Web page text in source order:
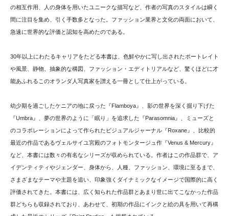
の相互作用、人の身体を用いたユニークな描写など、作者の写真のスタイルは瞬く
間に注目を集め、引く手数多となった。ファッション業界と文化の両面において、
急速に世界的な評価と認知を高めたのである。
30年以上にわたるキャリアをたどる本書は、色鮮やかに写し出されたポートレイト
や風景、静物、抽象的な構図、ファッション・エディトリアルなど、驚くほどに才
能あふれるこのオランダ人写真家を讃える一冊として仕上がっている。
幼少期を過ごしたケニアの地に戻った『Flamboya』、影の世界を深く掘り下げた
『Umbra』、夢の世界のように「眠り」を追求した『Parasomnia』、ミューズと
のコラボレーションによって作られたビジュアルジャーナル『Roxane』、比較的
最近の作品であるヴェルサイユ宮殿のフォトモンタージュ作『Venus & Mercury』
など、本書には数々の有名なシリーズが収められている。作者はこの作品群で、ア
イデンティティやジェンダー、身体から、人種、ファッション、環境に至るまで、
さまざまなテーマや主題を追い、印象強くダイナミックなイメージで国際的に高く
評価されてきた。本書には、広く知られた作品群とあまり世に出てこなかった作品
群どちらも収録されており、あわせて、初期の作品にインクと絵の具を用いて再構